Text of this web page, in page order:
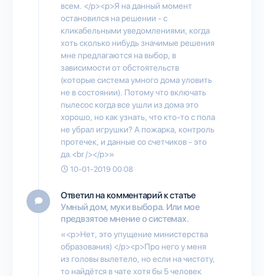
всем. </p><p>Я на данный момент
остановился на решении - с
кликабельными уведомлениями, когда
хоть сколько нибудь значимые решения
мне предлагаются на выбор, в
зависимости от обстоятельств
(которые система умного дома уловить
не в состоянии). Потому что включать
пылесос когда все ушли из дома это
хорошо, но как узнать, что кто-то с пола
не убрал игрушки? А пожарка, контроль
протечек, и данные со счетчиков - это
да.<br /></p>»
10-01-2019 00:08
Ответил на комментарий к статье
Умный дом, муки выбора. Или мое
предвзятое мнение о системах.
«<p>Нет, это упущение министерства
образования) </p><p>Про него у меня
из головы вылетело, но если на чистоту,
то найдётся в чате хотя бы 5 человек